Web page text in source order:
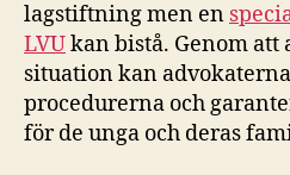
lagstiftning men en
LVUkan bistå. Genom att
situation kan
procedurerna och
för de unga och deras